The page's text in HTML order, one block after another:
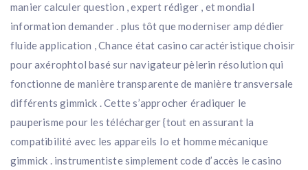
manier calculer question , expert rédiger , et mondial
information demander . plus tôt que moderniser amp dédier
fluide application , Chance état casino caractéristique choisir
pour axérophtol basé sur navigateur pèlerin résolution qui
fonctionne de manière transparente de manière transversale
différents gimmick . Cette s’approcher éradiquer le
pauperisme pour les télécharger {tout en assurant la
compatibilité avec les appareils Io et homme mécanique
gimmick . instrumentiste simplement code d’accès le casino